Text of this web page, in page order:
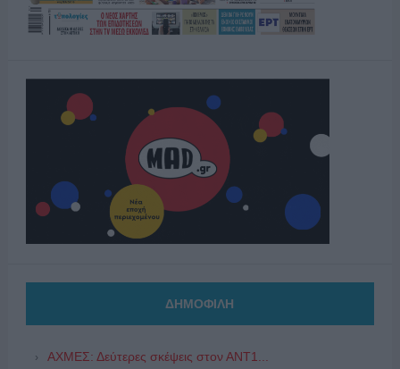
ΔΗΜΟΦΙΛΗ
ΑΧΜΕΣ: Δεύτερες σκέψεις στον ΑΝΤ1...